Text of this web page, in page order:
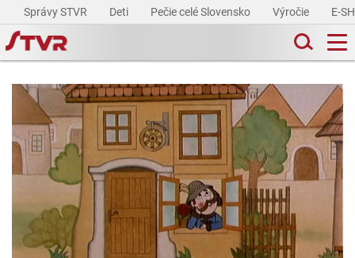
Správy STVR Deti Pečie celé Slovensko Výročie E-